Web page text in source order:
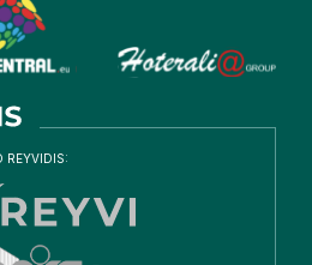
REYVIDIS: